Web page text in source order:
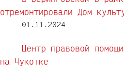
отремонтировали Дом
01.11.2024
Центр правовой
на Чукотке